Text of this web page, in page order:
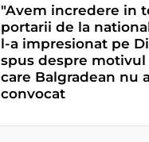
"Avem incredere in
portarii de la
l-a impresionat pe
spus despre
care Balgradean nu
convocat